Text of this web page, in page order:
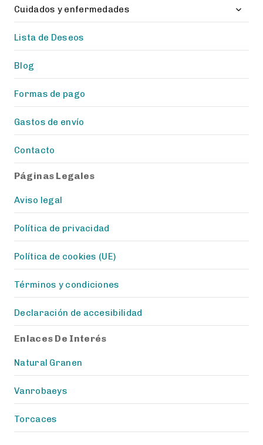
Cuidados y enfermedades
Toggle
Lista de Deseos
Blog
Formas de pago
Gastos de envío
Contacto
Páginas Legales
Aviso legal
Política de privacidad
Política de cookies (UE)
Términos y condiciones
Declaración de accesibilidad
Enlaces De Interés
Natural Granen
Vanrobaeys
Torcaces